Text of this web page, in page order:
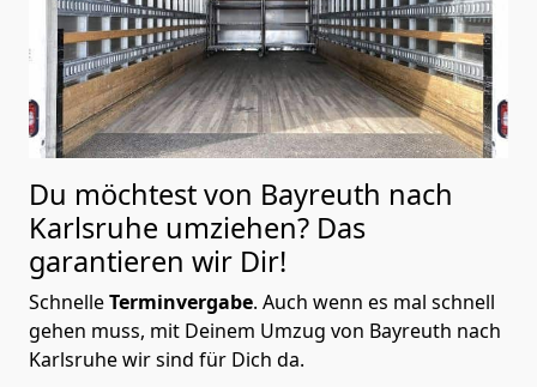
Du möchtest von Bayreuth nach
Karlsruhe umziehen? Das
garantieren wir Dir!
SchnelleTerminvergabe. Auch wenn es mal schnell
gehen muss, mit Deinem Umzug von Bayreuth nach
Karlsruhe wir sind für Dich da.